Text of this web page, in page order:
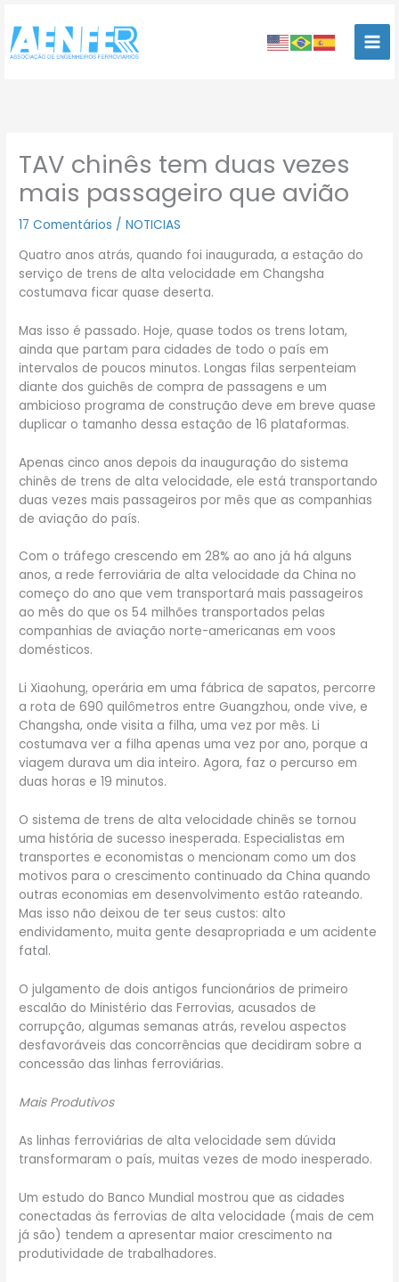
para
conteúdo
TAV chinês tem duas vezes
mais passageiro que avião
17 Comentários /NOTICIAS
Quatro anos atrás, quando foi inaugurada, a estação do
serviço de trens de alta velocidade em Changsha
costumava ficar quase deserta.
Mas isso é passado. Hoje, quase todos os trens lotam,
ainda que partam para cidades de todo o país em
intervalos de poucos minutos. Longas filas serpenteiam
diante dos guichês de compra de passagens e um
ambicioso programa de construção deve em breve quase
duplicar o tamanho dessa estação de 16 plataformas.
Apenas cinco anos depois da inauguração do sistema
chinês de trens de alta velocidade, ele está transportando
duas vezes mais passageiros por mês que as companhias
de aviação do país.
Com o tráfego crescendo em 28% ao ano já há alguns
anos, a rede ferroviária de alta velocidade da China no
começo do ano que vem transportará mais passageiros
ao mês do que os 54 milhões transportados pelas
companhias de aviação norte-americanas em voos
domésticos.
Li Xiaohung, operária em uma fábrica de sapatos, percorre
a rota de 690 quilômetros entre Guangzhou, onde vive, e
Changsha, onde visita a filha, uma vez por mês. Li
costumava ver a filha apenas uma vez por ano, porque a
viagem durava um dia inteiro. Agora, faz o percurso em
duas horas e 19 minutos.
O sistema de trens de alta velocidade chinês se tornou
uma história de sucesso inesperada. Especialistas em
transportes e economistas o mencionam como um dos
motivos para o crescimento continuado da China quando
outras economias em desenvolvimento estão rateando.
Mas isso não deixou de ter seus custos: alto
endividamento, muita gente desapropriada e um acidente
fatal.
O julgamento de dois antigos funcionários de primeiro
escalão do Ministério das Ferrovias, acusados de
corrupção, algumas semanas atrás, revelou aspectos
desfavoráveis das concorrências que decidiram sobre a
concessão das linhas ferroviárias.
Mais Produtivos
As linhas ferroviárias de alta velocidade sem dúvida
transformaram o país, muitas vezes de modo inesperado.
Um estudo do Banco Mundial mostrou que as cidades
conectadas às ferrovias de alta velocidade (mais de cem
já são) tendem a apresentar maior crescimento na
produtividade de trabalhadores.